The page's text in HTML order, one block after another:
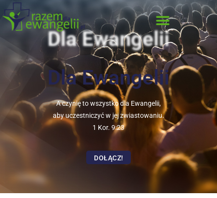
Dla Ewangelii
Dla Ewangelii
A czynię to wszystko dla Ewangelii,
aby uczestniczyć w jej zwiastowaniu.
1 Kor. 9:23
DOŁĄCZ!